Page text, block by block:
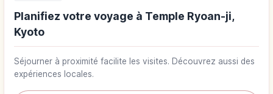
Planifiez votre voyage à Temple Ryoan-ji,
Kyoto
Séjourner à proximité facilite les visites. Découvrez aussi des
expériences locales.